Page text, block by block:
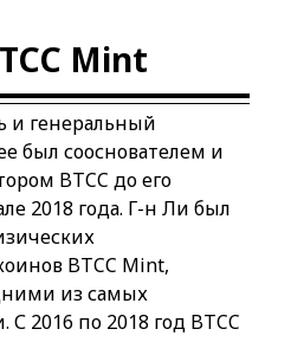
Mint
и генеральный
был сооснователем и
BTCC до его
2018 года. Г-н Ли был
BTCC Mint,
из самых
2016 по 2018 год BTCC